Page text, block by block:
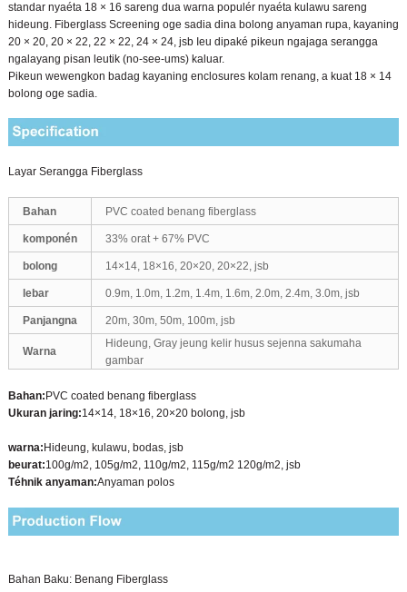
standar nyaéta 18 × 16 sareng dua warna populér nyaéta kulawu sareng
hideung. Fiberglass Screening oge sadia dina bolong anyaman rupa, kayaning
20 × 20, 20 × 22, 22 × 22, 24 × 24, jsb Ieu dipaké pikeun ngajaga serangga
ngalayang pisan leutik (no-see-ums) kaluar.
Pikeun wewengkon badag kayaning enclosures kolam renang, a kuat 18 × 14
bolong oge sadia.
Layar Serangga Fiberglass
Bahan PVC coated benang fiberglass
komponén 33% orat + 67% PVC
bolong 14×14, 18×16, 20×20, 20×22, jsb
lebar 0.9m, 1.0m, 1.2m, 1.4m, 1.6m, 2.0m, 2.4m, 3.0m, jsb
Panjangna 20m, 30m, 50m, 100m, jsb
Warna
Hideung, Gray jeung kelir husus sejenna sakumaha
gambar
Bahan: PVC coated benang fiberglass
Ukuran jaring:14×14, 18×16, 20×20 bolong, jsb
warna: Hideung, kulawu, bodas, jsb
beurat:100g/m2, 105g/m2, 110g/m2, 115g/m2 120g/m2, jsb
Téhnik anyaman:Anyaman polos
Bahan Baku: Benang Fiberglass